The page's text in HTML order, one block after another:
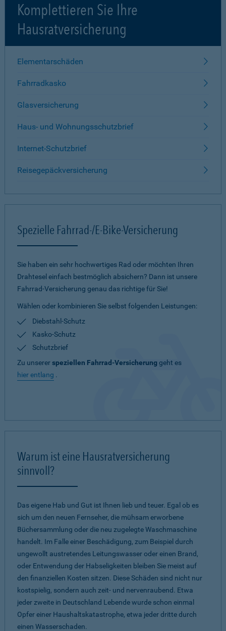
Komplettieren Sie Ihre
Hausratversicherung
Elementarschäden
Fahrradkasko
Glasversicherung
Haus- und Wohnungsschutzbrief
Internet-Schutzbrief
Reisegepäckversicherung
Spezielle Fahrrad-/E-Bike-Versicherung
Sie haben ein sehr hochwertiges Rad oder möchten Ihren
Drahtesel einfach bestmöglich absichern? Dann ist unsere
Fahrrad-Versicherung genau das richtige für Sie!
Wählen oder kombinieren Sie selbst folgenden Leistungen:
Diebstahl-Schutz
Kasko-Schutz
Schutzbrief
Zu unsererspeziellen Fahrrad-Versicherung geht es
hier entlang .
Warum ist eine Hausratversicherung
sinnvoll?
Das eigene Hab und Gut ist Ihnen lieb und teuer. Egal ob es
sich um den neuen Fernseher, die mühsam erworbene
Büchersammlung oder die neu zugelegte Waschmaschine
handelt. Im Falle einer Beschädigung, zum Beispiel durch
ungewollt austretendes Leitungswasser oder einen Brand,
oder Entwendung der Habseligkeiten bleiben Sie meist auf
den finanziellen Kosten sitzen. Diese Schäden sind nicht nur
kostspielig, sondern auch zeit- und nervenraubend. Etwa
jeder zweite in Deutschland Lebende wurde schon einmal
Opfer einer Haushaltskatastrophe, etwa jeder dritte durch
einen Wasserschaden.